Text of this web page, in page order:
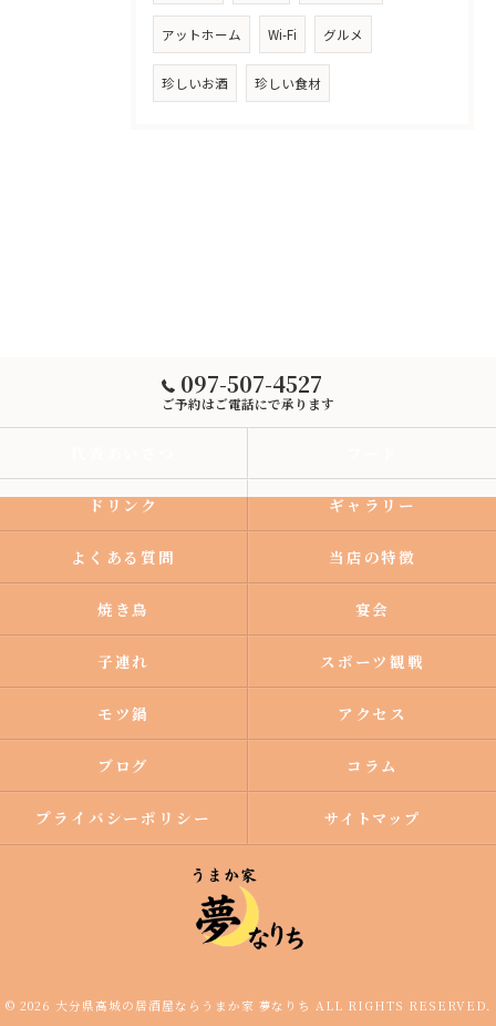
アットホーム Wi-Fi グルメ
珍しいお酒 珍しい食材
097-507-4527
ご予約はご電話にで承ります
ドリンク ギャラリー
よくある質問 当店の特徴
焼き鳥 宴会
子連れ スポーツ観戦
モツ鍋 アクセス
ブログ コラム
プライバシーポリシー サイトマップ
© 2026 大分県高城の居酒屋ならうまか家 夢なりち ALL RIGHTS RESERVED.